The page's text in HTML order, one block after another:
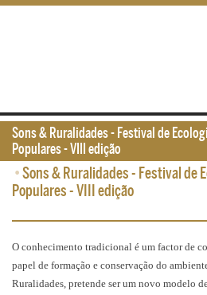
•Sons & Ruralidades - Festival de
Populares - VIII edição
O conhecimento tradicional é um factor de
papel de formação e conservação do
Ruralidades, pretende ser um novo modelo
Sons & Ruralidades - Festival de
Populares - VIII edição